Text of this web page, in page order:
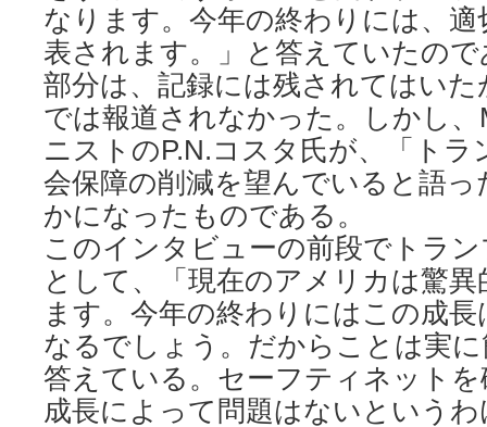
なります。今年の終わりには、
表されます。」と答えていたの
部分は、記録には残されてはい
では報道されなかった。しかし
ニストのP.N.コスタ氏が、「トラ
会保障の削減を望んでいると語
かになったものである。
このインタビューの前段でトラ
として、「現在のアメリカは驚
ます。今年の終わりにはこの成
なるでしょう。だからことは実
答えている。セーフティネット
成長によって問題はないという